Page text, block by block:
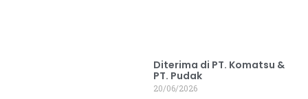
Diterima di PT. Komatsu &
PT. Pudak
20/06/2026